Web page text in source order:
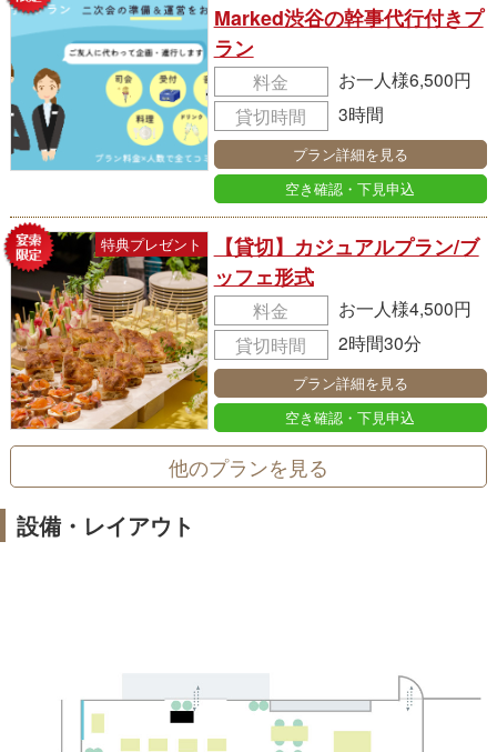
Marked渋谷の幹事代行付きプ
ラン
料金
お一人様6,500円
貸切時間
3時間
プラン詳細を見る
空き確認・下見申込
特典プレゼント
【貸切】カジュアルプラン/ブ
ッフェ形式
料金
お一人様4,500円
貸切時間
2時間30分
プラン詳細を見る
空き確認・下見申込
他のプランを見る
設備・レイアウト